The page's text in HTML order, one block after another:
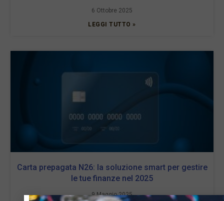
6 Ottobre 2025
LEGGI TUTTO »
Carta prepagata N26: la soluzione smart per gestire
le tue finanze nel 2025
9 Maggio 2025